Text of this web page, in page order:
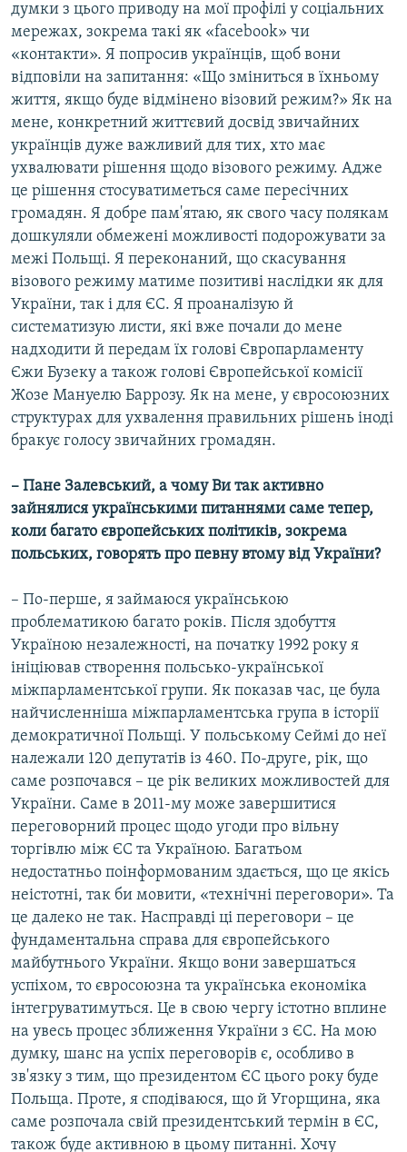
думки з цього приводу на мої профілі у соціальних
мережах, зокрема такі як «facebook» чи
«контакти». Я попросив українців, щоб вони
відповіли на запитання: «Що зміниться в їхньому
життя, якщо буде відмінено візовий режим?» Як на
мене, конкретний життєвий досвід звичайних
українців дуже важливий для тих, хто має
ухвалювати рішення щодо візового режиму. Адже
це рішення стосуватиметься саме пересічних
громадян. Я добре пам'ятаю, як свого часу полякам
дошкуляли обмежені можливості подорожувати за
межі Польщі. Я переконаний, що скасування
візового режиму матиме позитиві наслідки як для
України, так і для ЄС. Я проаналізую й
систематизую листи, які вже почали до мене
надходити й передам їх голові Європарламенту
Єжи Бузеку а також голові Європейської комісії
Жозе Мануелю Баррозу. Як на мене, у євросоюзних
структурах для ухвалення правильних рішень іноді
бракує голосу звичайних громадян.
– Пане Залевський, а чому Ви так активно
зайнялися українськими питаннями саме тепер,
коли багато європейських політиків, зокрема
польських, говорять про певну втому від України?
– По-перше, я займаюся українською
проблематикою багато років. Після здобуття
Україною незалежності, на початку 1992 року я
ініціював створення польсько-української
міжпарламентської групи. Як показав час, це була
найчисленніша міжпарламентська група в історії
демократичної Польщі. У польському Сеймі до неї
належали 120 депутатів із 460. По-друге, рік, що
саме розпочався – це рік великих можливостей для
України. Саме в 2011-му може завершитися
переговорний процес щодо угоди про вільну
торгівлю між ЄС та Україною. Багатьом
недостатньо поінформованим здається, що це якісь
неістотні, так би мовити, «технічні переговори». Та
це далеко не так. Насправді ці переговори – це
фундаментальна справа для європейського
майбутнього України. Якщо вони завершаться
успіхом, то євросоюзна та українська економіка
інтегруватимуться. Це в свою чергу істотно вплине
на увесь процес зближення України з ЄС. На мою
думку, шанс на успіх переговорів є, особливо в
зв'язку з тим, що президентом ЄС цього року буде
Польща. Проте, я сподіваюся, що й Угорщина, яка
саме розпочала свій президентський термін в ЄС,
також буде активною в цьому питанні. Хочу